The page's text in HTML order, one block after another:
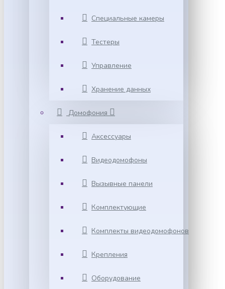
Специальные камеры
Тестеры
Управление
Хранение данных
Домофония
Аксессуары
Видеодомофоны
Вызывные панели
Комплектующие
Комплекты видеодомофонов
Крепления
Оборудование